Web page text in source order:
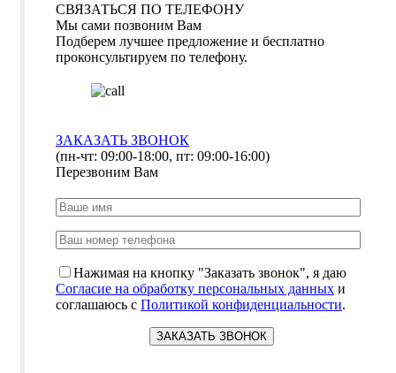
СВЯЗАТЬСЯ ПО ТЕЛЕФОНУ
Мы сами позвоним Вам
Подберем лучшее предложение и бесплатно
проконсультируем по телефону.
ЗАКАЗАТЬ ЗВОНОК
(пн-чт: 09:00-18:00, пт: 09:00-16:00)
Перезвоним Вам
Нажимая на кнопку "Заказать звонок", я даю
Согласие на обработку персональных данных и
соглашаюсь с Политикой конфиденциальности.